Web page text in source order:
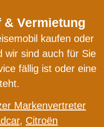
Vermietung
kaufen oder
wir sind auch für Sie
fällig ist oder eine
Markenvertreter
, Citroën